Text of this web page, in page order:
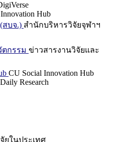
Hub
สบจ.) สำนักบริหารวิจัยจุฬาฯ
ตกรรม ข่าวสารงานวิจัยและ
CU Social Innovation Hub
Research
ยในประเทศ